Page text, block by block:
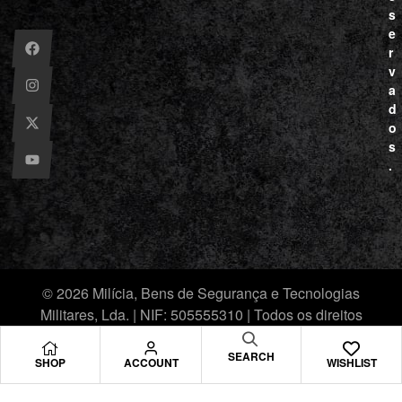
SHOP ACCOUNT SEARCH WISHLIST
s
e
r
v
a
d
o
s
.
© 2026 Milícia, Bens de Segurança e Tecnologias
Militares, Lda. | NIF: 505555310 | Todos os direitos